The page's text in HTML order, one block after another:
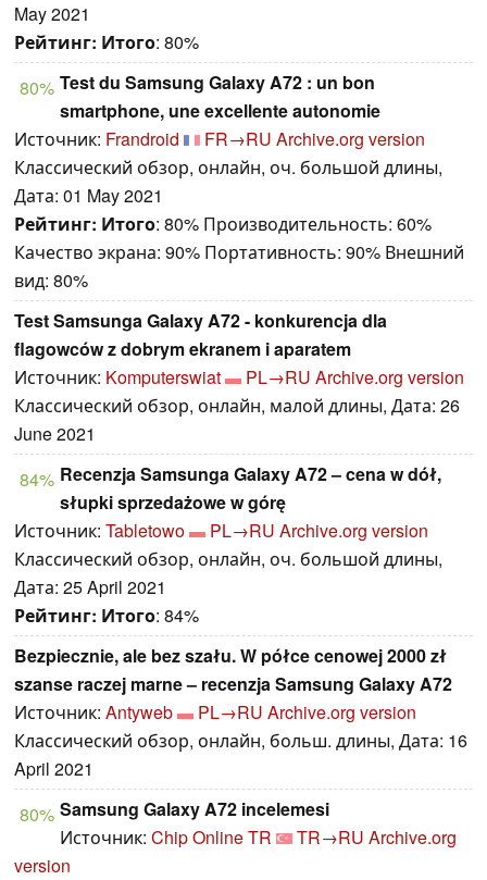
May 2021
Рейтинг: Итого: 80%
80% Test du Samsung Galaxy A72 : un bon
smartphone, une excellente autonomie
Источник: Frandroid FR→RU Archive.org version
Классический обзор, онлайн, оч. большой длины,
Дата: 01 May 2021
Рейтинг: Итого: 80% Производительность: 60%
Качество экрана: 90% Портативность: 90% Внешний
вид: 80%
Test Samsunga Galaxy A72 - konkurencja dla
flagowców z dobrym ekranem i aparatem
Источник: Komputerswiat PL→RU Archive.org version
Классический обзор, онлайн, малой длины, Дата: 26
June 2021
84% Recenzja Samsunga Galaxy A72 – cena w dół,
słupki sprzedażowe w górę
Источник: Tabletowo PL→RU Archive.org version
Классический обзор, онлайн, оч. большой длины,
Дата: 25 April 2021
Рейтинг: Итого: 84%
Bezpiecznie, ale bez szału. W półce cenowej 2000 zł
szanse raczej marne – recenzja Samsung Galaxy A72
Источник: Antyweb PL→RU Archive.org version
Классический обзор, онлайн, больш. длины, Дата: 16
April 2021
80% Samsung Galaxy A72 incelemesi
Источник: Chip Online TR TR→RU Archive.org
version